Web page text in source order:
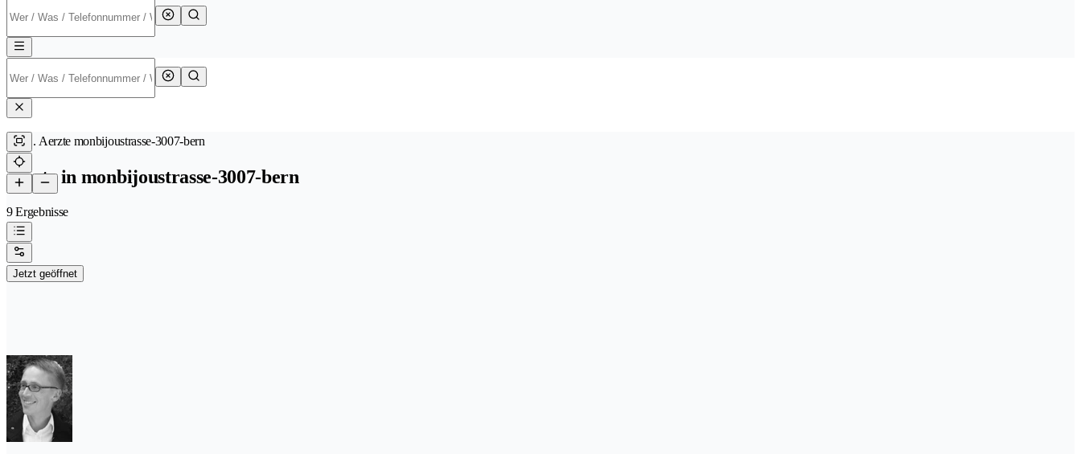
Aerzte monbijoustrasse-3007-bern
aerzte in monbijoustrasse-3007-bern
9 Ergebnisse
Jetzt geöffnet